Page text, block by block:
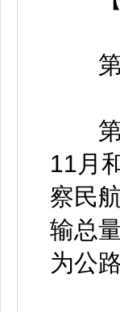
第
第
11月
察民
输总
为公路